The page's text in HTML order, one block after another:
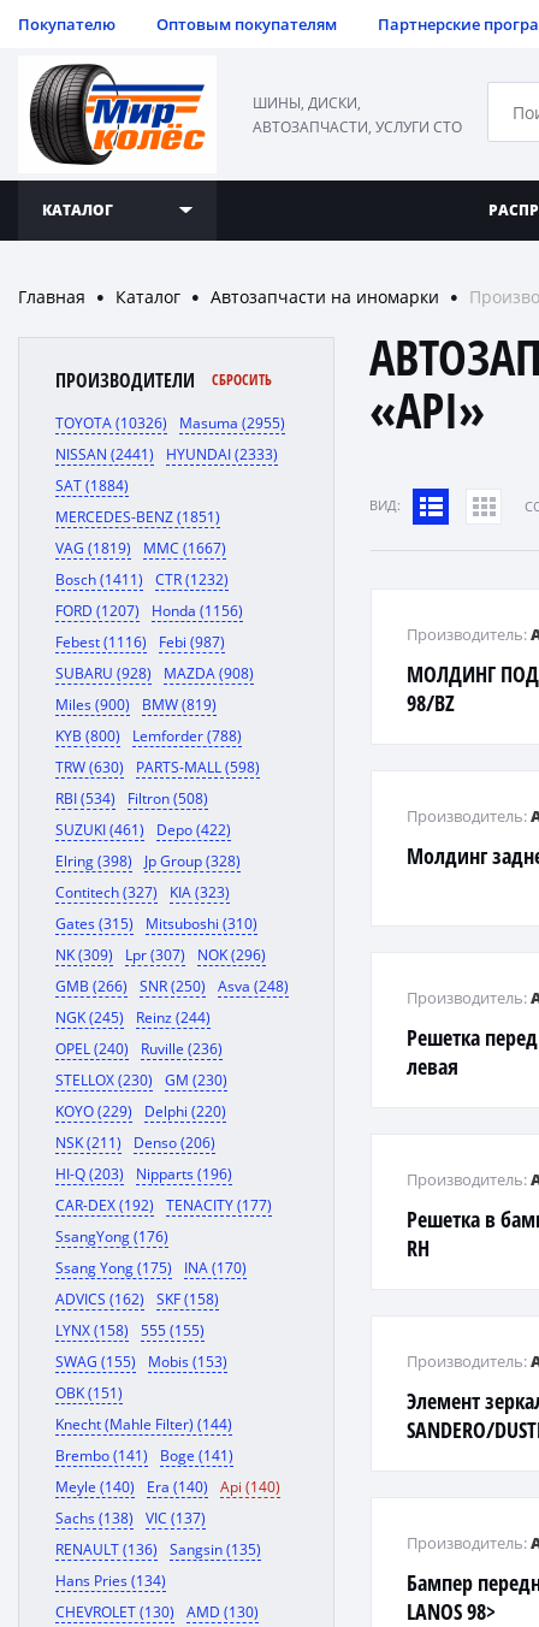
Покупателю Оптовым покупателям Партнерские
ШИНЫ, ДИСКИ,
АВТОЗАПЧАСТИ, УСЛУГИ СТО
КАТАЛОГ
Главная ● Каталог ● Автозапчасти на иномарки ●
ПРОИЗВОДИТЕЛИ СБРОСИТЬ
TOYOTA (10326)
Masuma (2955)
NISSAN (2441)
HYUNDAI (2333)
SAT (1884)
MERCEDES-BENZ (1851)
VAG (1819)
MMC (1667)
Bosch (1411)
CTR (1232)
FORD (1207)
Honda (1156)
Febest (1116)
Febi (987)
SUBARU (928)
MAZDA (908)
Miles (900)
BMW (819)
KYB (800)
Lemforder (788)
TRW (630)
PARTS-MALL (598)
RBI (534)
Filtron (508)
SUZUKI (461)
Depo (422)
Elring (398)
Jp Group (328)
Contitech (327)
KIA (323)
Gates (315)
Mitsuboshi (310)
NK (309)
Lpr (307)
NOK (296)
GMB (266)
SNR (250)
Asva (248)
NGK (245)
Reinz (244)
OPEL (240)
Ruville (236)
STELLOX (230)
GM (230)
KOYO (229)
Delphi (220)
NSK (211)
Denso (206)
HI-Q (203)
Nipparts (196)
CAR-DEX (192)
TENACITY (177)
SsangYong (176)
Ssang Yong (175)
INA (170)
ADVICS (162)
SKF (158)
LYNX (158)
555 (155)
SWAG (155)
Mobis (153)
OBK (151)
Knecht (Mahle Filter) (144)
Brembo (141)
Boge (141)
Meyle (140)
Era (140)
Api (140)
Sachs (138)
VIC (137)
RENAULT (136)
Sangsin (135)
Hans Pries (134)
CHEVROLET (130)
AMD (130)
«API»
ВИД:
МОЛДИНГ
98/BZ
Производитель:
Молдинг
Производитель:
Решетка
левая
Производитель:
Решетка в
RH
Производитель:
Элемент
SANDERO/
Производитель:
Бампер
LANOS 98>
Производитель: